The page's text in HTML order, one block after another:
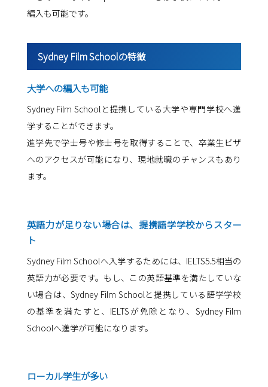
編入も可能です。
Sydney Film Schoolの特徴
大学への編入も可能
Sydney Film Schoolと提携している大学や専門学校へ進
学することができます。
進学先で学士号や修士号を取得することで、卒業生ビザ
へのアクセスが可能になり、現地就職のチャンスもあり
ます。
英語力が足りない場合は、提携語学学校からスター
ト
Sydney Film Schoolへ入学するためには、IELTS5.5相当の
英語力が必要です。もし、この英語基準を満たしていな
い場合は、Sydney Film Schoolと提携している語学学校
の基準を満たすと、IELTSが免除となり、Sydney Film
Schoolへ進学が可能になります。
ローカル学生が多い